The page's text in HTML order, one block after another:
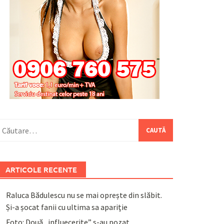
ARTICOLE RECENTE
Raluca Bădulescu nu se mai oprește din slăbit.
Și-a șocat fanii cu ultima sa apariție